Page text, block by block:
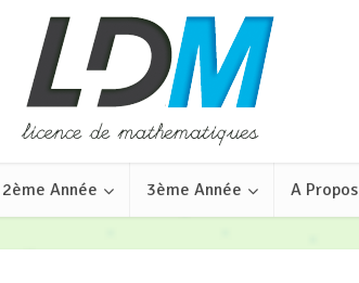
2ème Année 3ème Année A Propos